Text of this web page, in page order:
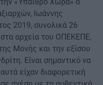
Ιωάννης
2019, συνολικά 26
αρχεία του ΟΠΕΚΕΠΕ,
Μονής και την εξίσου
Είναι σημαντικό να
είχαν διαφορετική